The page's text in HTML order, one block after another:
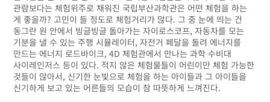
관람보다는 체험위주로 채워진 국립부산과학관은 어떤 체험을 하는
게 좋을까? 고민이 들 정도로 체험거리가 많다. 그 중 눈에 띄는 건
동그란 원 안에서 빙글빙글 돌아가는 자이로스코프, 자동차를 모는
기분을 낼 수 있는 주행 시뮬레이터, 자전거 페달을 돌려 에너지를
만드는 에너지 로드바이크, 4D 체험관에서 만나는 과학 수비대
사이레인저스 등이 있다. 적지 않은 체험물들이 어린이만 체험 가능한
것들이 많아서, 신기한 눈빛으로 체험을 하는 아이들과 그 아이들을
신기하게 보고 있는 어른들의 모습이 참 따뜻하게 느껴진다.